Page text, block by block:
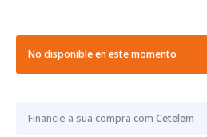
No disponible en este momento
Financie a sua compra com Cetelem